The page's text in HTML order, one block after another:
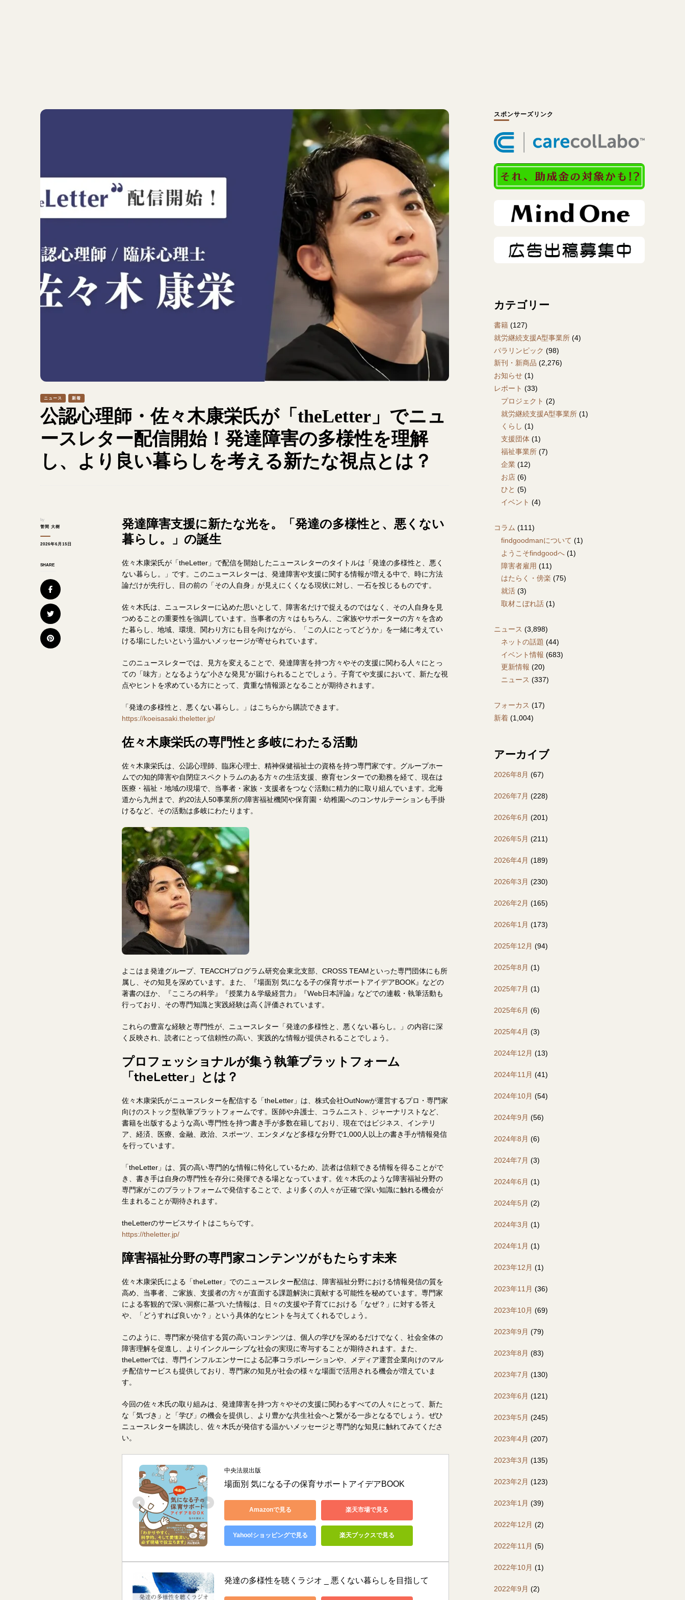
ニュース 新着
公認心理師・佐々木康栄氏が「theLetter」でニュ
ースレター配信開始！発達障害の多様性を理解
し、より良い暮らしを考える新たな視点とは？
by
菅間 大樹
2026年6月15日
SHARE
発達障害支援に新たな光を。「発達の多様性と、悪くない
暮らし。」の誕生
佐々木康栄氏が「theLetter」で配信を開始したニュースレターのタイトルは「発達の多様性と、悪く
ない暮らし。」です。このニュースレターは、発達障害や支援に関する情報が増える中で、時に方法
論だけが先行し、目の前の「その人自身」が見えにくくなる現状に対し、一石を投じるものです。
佐々木氏は、ニュースレターに込めた思いとして、障害名だけで捉えるのではなく、その人自身を見
つめることの重要性を強調しています。当事者の方々はもちろん、ご家族やサポーターの方々を含め
た暮らし、地域、環境、関わり方にも目を向けながら、「この人にとってどうか」を一緒に考えてい
ける場にしたいという温かいメッセージが寄せられています。
このニュースレターでは、見方を変えることで、発達障害を持つ方々やその支援に関わる人々にとっ
ての「味方」となるような“小さな発見”が届けられることでしょう。子育てや支援において、新たな視
点やヒントを求めている方にとって、貴重な情報源となることが期待されます。
「発達の多様性と、悪くない暮らし。」はこちらから購読できます。
https://koeisasaki.theletter.jp/
佐々木康栄氏の専門性と多岐にわたる活動
佐々木康栄氏は、公認心理師、臨床心理士、精神保健福祉士の資格を持つ専門家です。グループホー
ムでの知的障害や自閉症スペクトラムのある方々の生活支援、療育センターでの勤務を経て、現在は
医療・福祉・地域の現場で、当事者・家族・支援者をつなぐ活動に精力的に取り組んでいます。北海
道から九州まで、約20法人50事業所の障害福祉機関や保育園・幼稚園へのコンサルテーションも手掛
けるなど、その活動は多岐にわたります。
よこはま発達グループ、TEACCHプログラム研究会東北支部、CROSS TEAMといった専門団体にも所
属し、その知見を深めています。また、『場面別 気になる子の保育サポートアイデアBOOK』などの
著書のほか、『こころの科学』『授業力＆学級経営力』『Web日本評論』などでの連載・執筆活動も
行っており、その専門知識と実践経験は高く評価されています。
これらの豊富な経験と専門性が、ニュースレター「発達の多様性と、悪くない暮らし。」の内容に深
く反映され、読者にとって信頼性の高い、実践的な情報が提供されることでしょう。
プロフェッショナルが集う執筆プラットフォーム
「theLetter」とは？
佐々木康栄氏がニュースレターを配信する「theLetter」は、株式会社OutNowが運営するプロ・専門家
向けのストック型執筆プラットフォームです。医師や弁護士、コラムニスト、ジャーナリストなど、
書籍を出版するような高い専門性を持つ書き手が多数在籍しており、現在ではビジネス、インテリ
ア、経済、医療、金融、政治、スポーツ、エンタメなど多様な分野で1,000人以上の書き手が情報発信
を行っています。
「theLetter」は、質の高い専門的な情報に特化しているため、読者は信頼できる情報を得ることがで
き、書き手は自身の専門性を存分に発揮できる場となっています。佐々木氏のような障害福祉分野の
専門家がこのプラットフォームで発信することで、より多くの人々が正確で深い知識に触れる機会が
生まれることが期待されます。
theLetterのサービスサイトはこちらです。
https://theletter.jp/
障害福祉分野の専門家コンテンツがもたらす未来
佐々木康栄氏による「theLetter」でのニュースレター配信は、障害福祉分野における情報発信の質を
高め、当事者、ご家族、支援者の方々が直面する課題解決に貢献する可能性を秘めています。専門家
による客観的で深い洞察に基づいた情報は、日々の支援や子育てにおける「なぜ？」に対する答え
や、「どうすれば良いか？」という具体的なヒントを与えてくれるでしょう。
このように、専門家が発信する質の高いコンテンツは、個人の学びを深めるだけでなく、社会全体の
障害理解を促進し、よりインクルーシブな社会の実現に寄与することが期待されます。また、
theLetterでは、専門インフルエンサーによる記事コラボレーションや、メディア運営企業向けのマル
チ配信サービスも提供しており、専門家の知見が社会の様々な場面で活用される機会が増えていま
す。
今回の佐々木氏の取り組みは、発達障害を持つ方々やその支援に関わるすべての人々にとって、新た
な「気づき」と「学び」の機会を提供し、より豊かな共生社会へと繋がる一歩となるでしょう。ぜひ
ニュースレターを購読し、佐々木氏が発信する温かいメッセージと専門的な知見に触れてみてくださ
い。
中央法規出版
場面別 気になる子の保育サポートアイデアBOOK
Amazonで見る 楽天市場で見る
Yahoo!ショッピングで見る 楽天ブックスで見る
発達の多様性を聴くラジオ _ 悪くない暮らしを目指して
スポンサーズリンク
カテゴリー
書籍(127)
就労継続支援A型事業所(4)
パラリンピック (98)
新刊・新商品 (2,276)
お知らせ(1)
レポート (33)
プロジェクト (2)
就労継続支援A型事業所(1)
くらし (1)
支援団体(1)
福祉事業所(7)
企業(12)
お店(6)
ひと (5)
イベント (4)
コラム (111)
findgoodmanについて (1)
ようこそfindgoodへ(1)
障害者雇用 (11)
はたらく・傍楽 (75)
就活(3)
取材こぼれ話(1)
ニュース (3,898)
ネットの話題 (44)
イベント情報 (683)
更新情報 (20)
ニュース (337)
フォーカス (17)
新着(1,004)
アーカイブ
2026年8月 (67)
2026年7月 (228)
2026年6月 (201)
2026年5月 (211)
2026年4月 (189)
2026年3月 (230)
2026年2月 (165)
2026年1月 (173)
2025年12月 (94)
2025年8月 (1)
2025年7月 (1)
2025年6月 (6)
2025年4月 (3)
2024年12月 (13)
2024年11月 (41)
2024年10月 (54)
2024年9月 (56)
2024年8月 (6)
2024年7月 (3)
2024年6月 (1)
2024年5月 (2)
2024年3月 (1)
2024年1月 (1)
2023年12月 (1)
2023年11月 (36)
2023年10月 (69)
2023年9月 (79)
2023年8月 (83)
2023年7月 (130)
2023年6月 (121)
2023年5月 (245)
2023年4月 (207)
2023年3月 (135)
2023年2月 (123)
2023年1月 (39)
2022年12月 (2)
2022年11月 (5)
2022年10月 (1)
2022年9月 (2)